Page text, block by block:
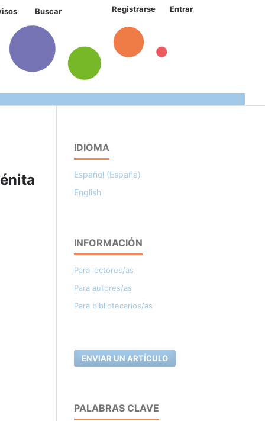
Buscar Registrarse Entrar
IDIOMA
Español (España)
English
INFORMACIÓN
Para lectores/as
Para autores/as
Para bibliotecarios/as
ENVIAR UN ARTÍCULO
PALABRAS CLAVE